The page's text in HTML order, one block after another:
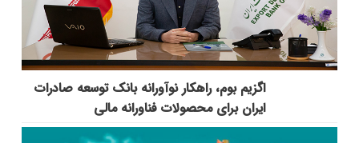
اگزیم بوم، راهکار نوآورانه بانک توسعه صادرات
ایران برای محصولات فناورانه مالی